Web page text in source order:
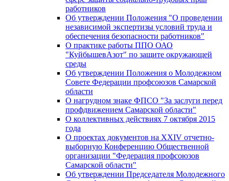
работников
Об утверждении Положения "О проведении
независимой экспертизы условий труда и
обеспечения безопасности работников"
О практике работы ППО ОАО
"КуйбышевАзот" по защите окружающей
среды
Об утверждении Положения о Молодежном
Совете Федерации профсоюзов Самарской
области
О нагрудном знаке ФПСО "За заслуги перед
профдвижением Самарской области"
О коллективных действиях 7 октября 2015
года
О проектах документов на XXIV отчетно-
выборную Конференцию Общественной
организации "Федерация профсоюзов
Самарской области"
Об утверждении Председателя Молодежного